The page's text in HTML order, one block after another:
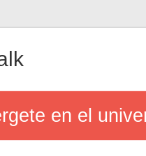
en el